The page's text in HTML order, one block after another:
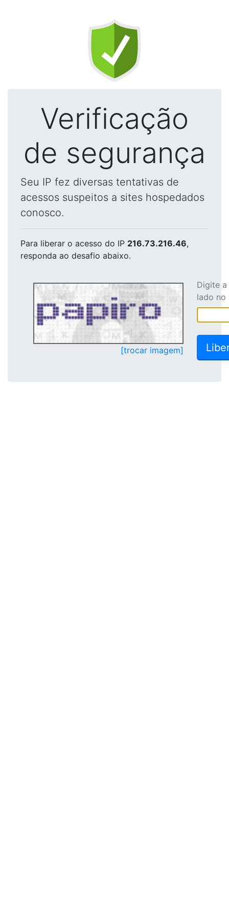
Verificação
de segurança
Seu IP fez diversas tentativas de
acessos suspeitos a sites hospedados
conosco.
Para liberar o acesso do IP 216.73.216.46,
responda ao desafio abaixo.
[trocar imagem]
Digite
lado no